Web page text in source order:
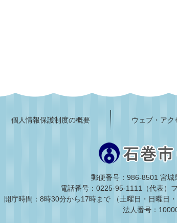
個人情報保護制度の概要 ウェブ・アク
郵便番号：986-8501 宮城
電話番号：0225-95-1111（代表）
開庁時間：8時30分から17時まで （土曜日・日曜日
法人番号：